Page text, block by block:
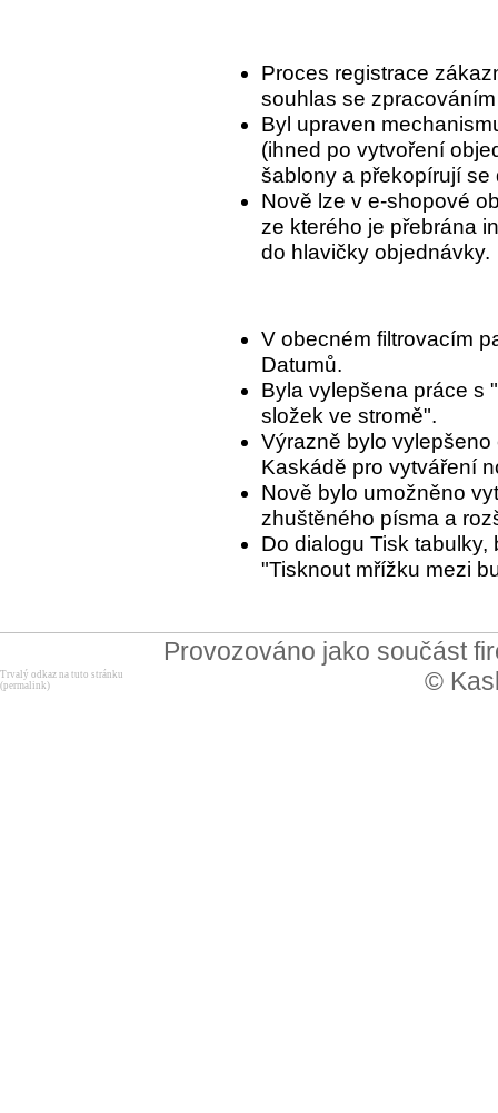
Proces registrace
souhlas se
Byl upraven
(ihned po vytvoření
šablony a překopírují se
Nově lze v e-shopové
ze kterého je přebrána
do hlavičky objednávky.
V obecném filtrovacím
Datumů.
Byla vylepšena práce s
složek ve stromě".
Výrazně bylo
Kaskádě pro vytváření
Nově bylo umožněno
zhuštěného písma a
Do dialogu Tisk
"Tisknout mřížku mezi
Provozováno jako součást
©
Trvalý odkaz na tuto stránku
(permalink)